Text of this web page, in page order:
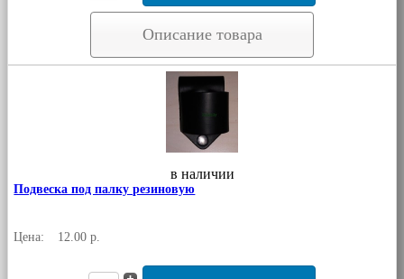
Описание товара
в наличии
Подвеска под палку резиновую
Цена: 12.00 р.